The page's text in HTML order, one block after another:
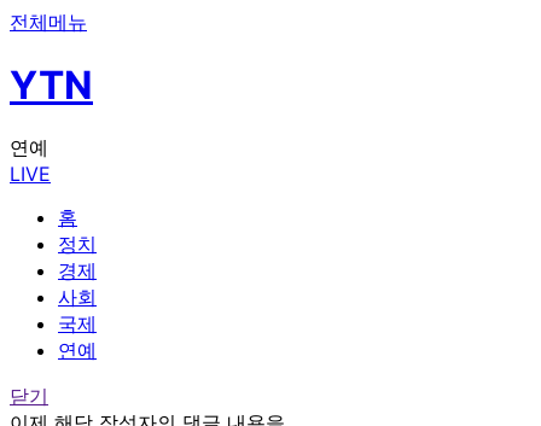
전체메뉴
YTN
연예
LIVE
홈
정치
경제
사회
국제
연예
닫기